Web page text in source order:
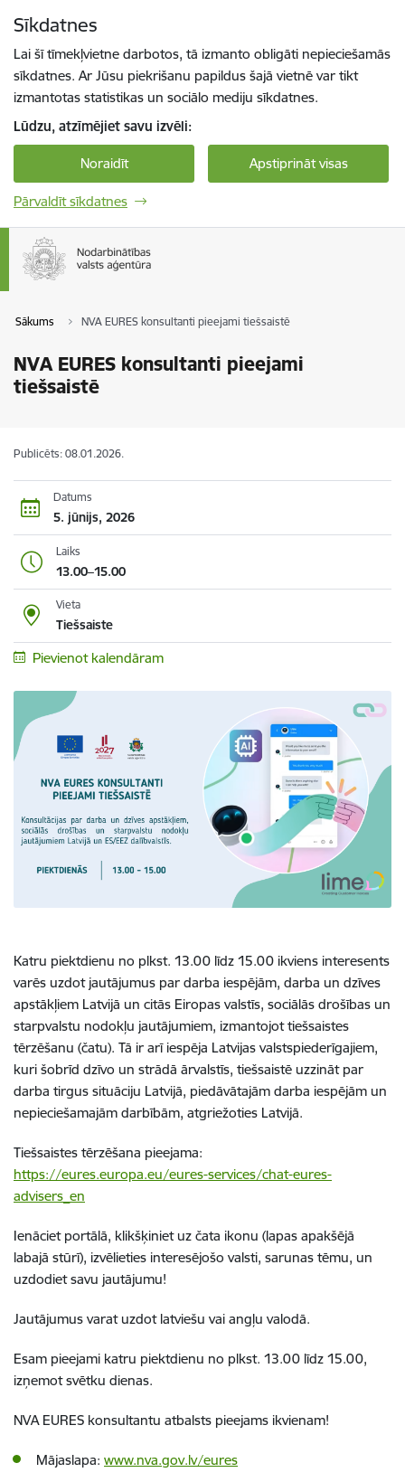
Sīkdatnes
Lai šī tīmekļvietne darbotos, tā izmanto obligāti nepieciešamās
sīkdatnes. Ar Jūsu piekrišanu papildus šajā vietnē var tikt
izmantotas statistikas un sociālo mediju sīkdatnes.
Lūdzu, atzīmējiet savu izvēli:
Noraidīt Apstiprināt visas
Pārvaldīt sīkdatnes
Sākums NVA EURES konsultanti pieejami tiešsaistē
NVA EURES konsultanti pieejami
tiešsaistē
Publicēts: 08.01.2026.
Datums
5. jūnijs, 2026
Laiks
13.00–15.00
Vieta
Tiešsaiste
Pievienot kalendāram
Katru piektdienu no plkst. 13.00 līdz 15.00 ikviens interesents
varēs uzdot jautājumus par darba iespējām, darba un dzīves
apstākļiem Latvijā un citās Eiropas valstīs, sociālās drošības un
starpvalstu nodokļu jautājumiem, izmantojot tiešsaistes
tērzēšanu (čatu). Tā ir arī iespēja Latvijas valstspiederīgajiem,
kuri šobrīd dzīvo un strādā ārvalstīs, tiešsaistē uzzināt par
darba tirgus situāciju Latvijā, piedāvātajām darba iespējām un
nepieciešamajām darbībām, atgriežoties Latvijā.
Tiešsaistes tērzēšana pieejama:
https://eures.europa.eu/eures-services/chat-eures-
advisers_en
Ienāciet portālā, klikšķiniet uz čata ikonu (lapas apakšējā
labajā stūrī), izvēlieties interesējošo valsti, sarunas tēmu, un
uzdodiet savu jautājumu!
Jautājumus varat uzdot latviešu vai angļu valodā.
Esam pieejami katru piektdienu no plkst. 13.00 līdz 15.00,
izņemot svētku dienas.
NVA EURES konsultantu atbalsts pieejams ikvienam!
Mājaslapa: www.nva.gov.lv/eures